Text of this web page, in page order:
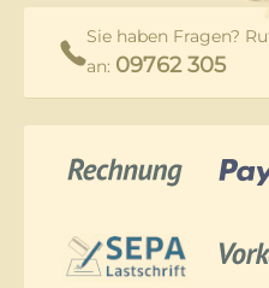
Sie haben Fragen?
an: 09762 305